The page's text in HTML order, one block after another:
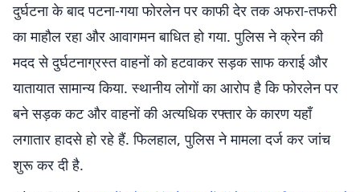
दुर्घटना के बाद पटना-गया फोरलेन पर काफी देर तक अफरा-तफरी
का माहौल रहा और आवागमन बाधित हो गया. पुलिस ने क्रेन की
मदद से दुर्घटनाग्रस्त वाहनों को हटवाकर सड़क साफ कराई और
यातायात सामान्य किया. स्थानीय लोगों का आरोप है कि फोरलेन पर
बने सड़क कट और वाहनों की अत्यधिक रफ्तार के कारण यहाँ
लगातार हादसे हो रहे हैं. फिलहाल, पुलिस ने मामला दर्ज कर जांच
शुरू कर दी है.